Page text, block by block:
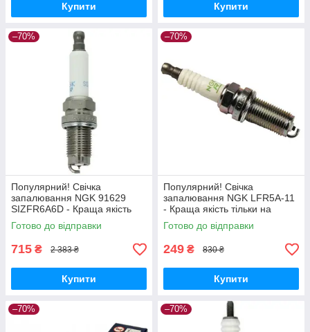
Купити Купити
–70%
Популярний! Свічка
запалювання NGK 91629
SIZFR6A6D - Краща якість
тільки на Nukleon.com.ua
Готово до відправки
715 ₴ 2 383 ₴
Купити
–70%
Популярний! Свічка
запалювання NGK LFR5A-11
- Краща якість тільки на
Nukleon.com.ua
Готово до відправки
249 ₴ 830 ₴
Купити
–70% –70%